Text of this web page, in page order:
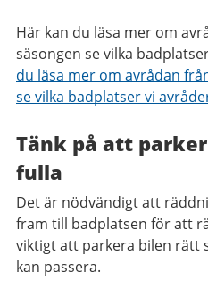
Här kan du läsa mer om
säsongen se vilka
du läsa mer om avrådan
se vilka badplatser vi
Tänk på att
fulla
Det är nödvändigt att
fram till badplatsen för att
viktigt att parkera bilen rätt
kan passera.